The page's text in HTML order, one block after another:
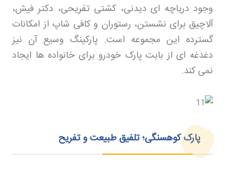
وجود دریاچه ای دیدنی، کشتی تفریحی، دکتر فیش،
آلاچیق برای نشستن، رستوران و کافی شاپ از امکانات
گسترده این مجموعه است. پارکینگ وسیع آن نیز
دغدغه ای از بابت پارک خودرو برای خانواده ها ایجاد
نمی کند.
پارک کوهسنگی؛ تلفیق طبیعت و تفریح